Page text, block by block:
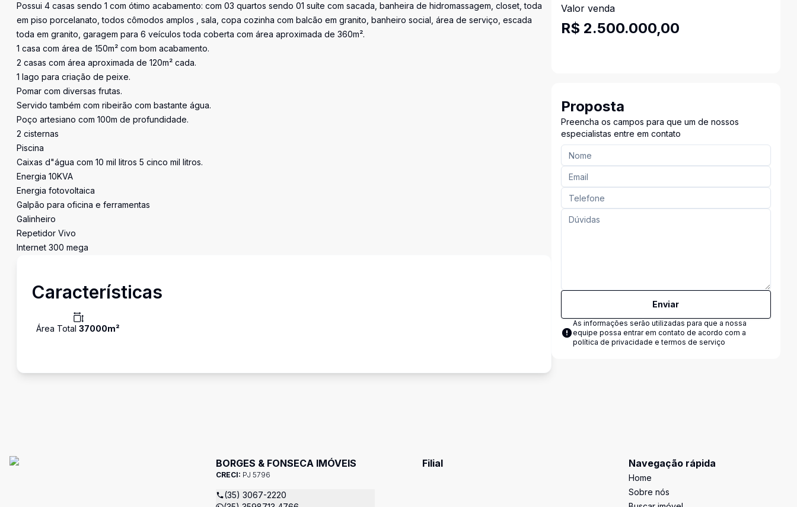
Possui 4 casas sendo 1 com ótimo acabamento: com 03 quartos sendo 01 suíte com sacada, banheira de hidromassagem, closet, toda
em piso porcelanato, todos cômodos amplos , sala, copa cozinha com balcão em granito, banheiro social, área de serviço, escada
toda em granito, garagem para 6 veículos toda coberta com área aproximada de 360m².
1 casa com área de 150m² com bom acabamento.
2 casas com área aproximada de 120m² cada.
1 lago para criação de peixe.
Pomar com diversas frutas.
Servido também com ribeirão com bastante água.
Poço artesiano com 100m de profundidade.
2 cisternas
Piscina
Caixas d"água com 10 mil litros 5 cinco mil litros.
Energia 10KVA
Energia fotovoltaica
Galpão para oficina e ferramentas
Galinheiro
Repetidor Vivo
Internet 300 mega
Características
Área Total 37000m²
Valor venda
R$ 2.500.000,00
Proposta
Preencha os campos para que um de nossos
especialistas entre em contato
Enviar
As informações serão utilizadas para que a nossa
equipe possa entrar em contato de acordo com a
política de privacidade e termos de serviço
BORGES & FONSECA IMÓVEIS
CRECI: PJ 5796
(35) 3067-2220
Filial Navegação rápida
Home
Sobre nós